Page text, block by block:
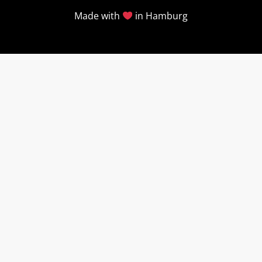
Made with in Hamburg